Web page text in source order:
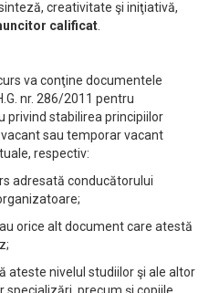
creativitate şi iniţiativă,
calificat
va conţine documentele
nr. 286/2011 pentru
privind stabilirea principiilor
sau temporar vacant
respectiv:
adresată conducătorului
orice alt document care atestă
nivelul studiilor şi ale altor